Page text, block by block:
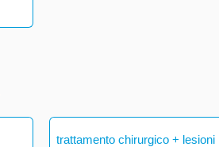
trattamento chirurgico + lesioni